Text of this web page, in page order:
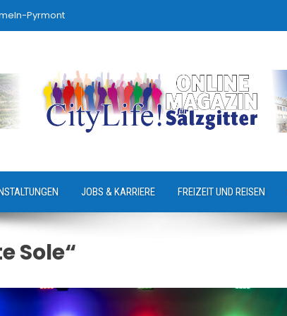
Pyrmont
JOBS & KARRIERE FREIZEIT UND REISEN
Sole“